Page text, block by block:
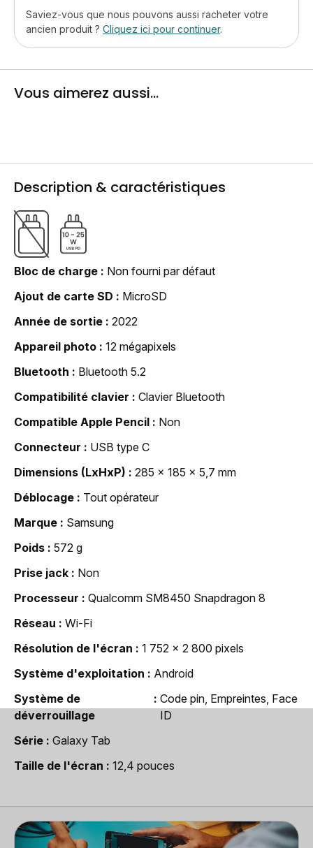
Saviez-vous que nous pouvons aussi racheter votre
ancien produit ? Cliquez ici pour continuer.
Vous aimerez aussi...
Description & caractéristiques
Bloc de charge
Non fourni par défaut
Ajout de carte SD
MicroSD
Année de sortie
2022
Appareil photo
12 mégapixels
Bluetooth
Bluetooth 5.2
Compatibilité clavier
Clavier Bluetooth
Compatible Apple Pencil
Non
Connecteur
USB type C
Dimensions (LxHxP)
285 x 185 x 5,7 mm
Déblocage
Tout opérateur
Marque
Samsung
Poids
572 g
Prise jack
Non
Processeur
Qualcomm SM8450 Snapdragon 8
Réseau
Wi-Fi
Résolution de l'écran
1 752 x 2 800 pixels
Système d'exploitation
Android
Système de
déverrouillage
Code pin, Empreintes, Face
ID
Série
Galaxy Tab
Taille de l'écran
12,4 pouces